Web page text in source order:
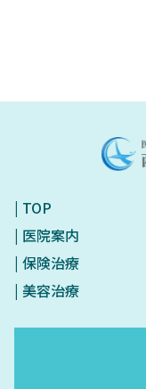
| TOP
| 医院案内
| 保険治療
| 美容治療